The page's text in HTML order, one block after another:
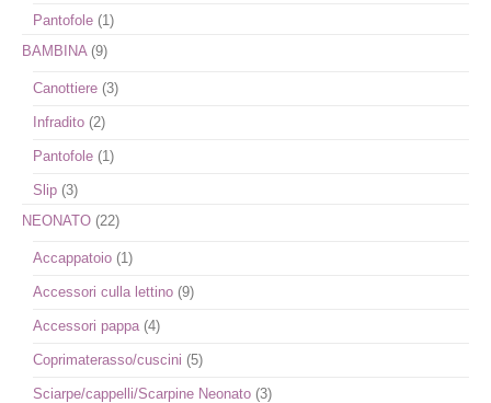
Pantofole (1)
BAMBINA (9)
Canottiere (3)
Infradito (2)
Pantofole (1)
Slip (3)
NEONATO (22)
Accappatoio (1)
Accessori culla lettino (9)
Accessori pappa (4)
Coprimaterasso/cuscini (5)
Sciarpe/cappelli/Scarpine Neonato (3)